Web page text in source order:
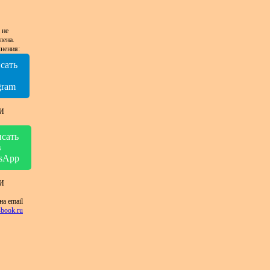
email